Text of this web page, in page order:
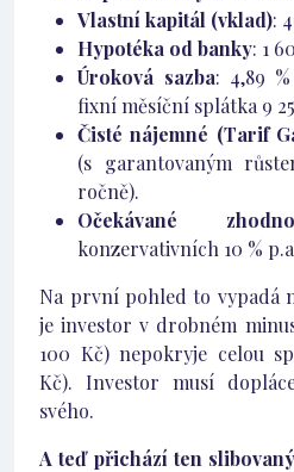
Vlastní kapitál (vklad):
Hypotéka od banky: 1
Úroková sazba: 4,89
fixní měsíční splátka 9
Čisté nájemné (Tarif
(s garantovaným
ročně).
Očekávané
konzervativních 10 %
Na první pohled to vypadá
je investor v drobném
100 Kč) nepokryje celou
Kč). Investor musí
svého.
A teď přichází ten